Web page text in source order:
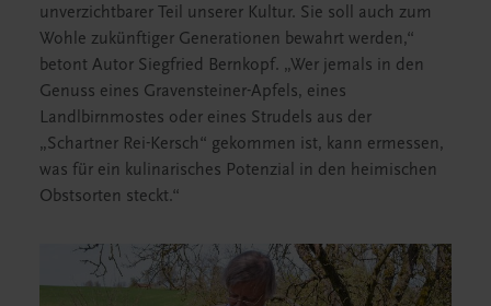
unverzichtbarer Teil unserer Kultur. Sie soll auch zum
Wohle zukünftiger Generationen bewahrt werden,“
betont Autor Siegfried Bernkopf. „Wer jemals in den
Genuss eines Gravensteiner-Apfels, eines
Landlbirnmostes oder eines Strudels aus der
„Schartner Rei-Kersch“ gekommen ist, kann ermessen,
was für ein kulinarisches Potenzial in den heimischen
Obstsorten steckt.“